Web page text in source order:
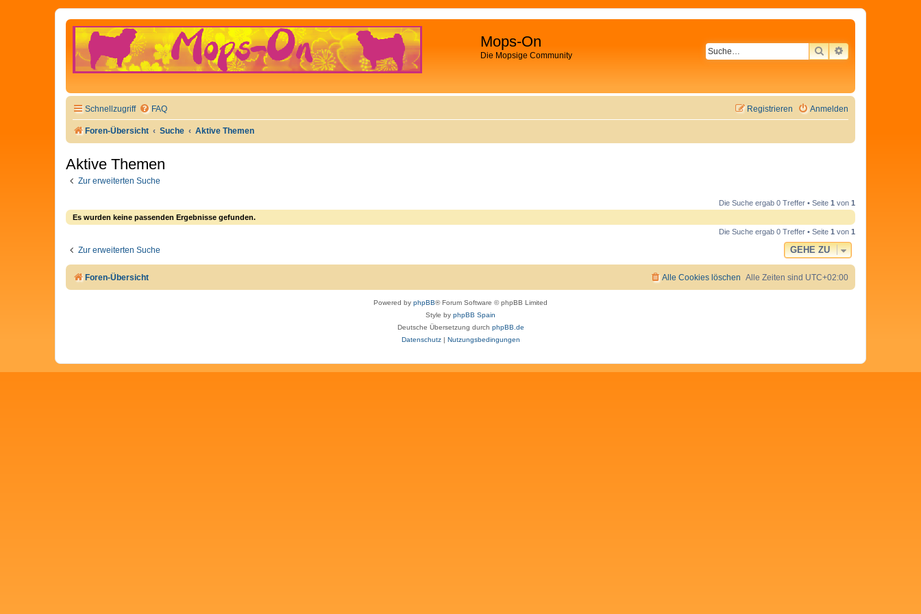
Mops-On
Die Mopsige Community SUCHEERWEITERTE
Schnellzugriff FAQ Anmelden
Registrieren
Foren-Übersicht Suche Aktive Themen
Aktive Themen
Zur erweiterten Suche
Die Suche ergab 0 Treffer • Seite 1 von 1
Es wurden keine passenden Ergebnisse gefunden.
Die Suche ergab 0 Treffer • Seite 1 von 1
Zur erweiterten Suche GEHE ZU
Foren-Übersicht Alle Zeiten sind UTC+02:00
Alle Cookies löschen
Powered by phpBB® Forum Software © phpBB Limited
Style by phpBB Spain
Deutsche Übersetzung durch phpBB.de
Datenschutz| Nutzungsbedingungen